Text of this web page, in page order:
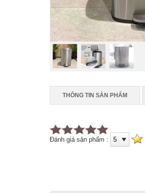
THÔNG TIN SẢN PHẨM
Đánh giá sản phẩm :